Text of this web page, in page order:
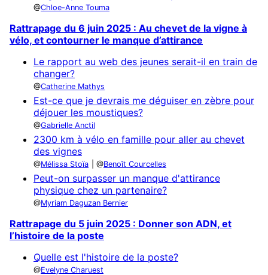
Chloe-Anne Touma
Rattrapage du 6 juin 2025 : Au chevet de la vigne à
vélo, et contourner le manque d’attirance
Le rapport au web des jeunes serait-il en train de
changer?
Catherine Mathys
Est-ce que je devrais me déguiser en zèbre pour
déjouer les moustiques?
Gabrielle Anctil
2300 km à vélo en famille pour aller au chevet
des vignes
Mélissa Stoïa Benoît Courcelles
Peut-on surpasser un manque d'attirance
physique chez un partenaire?
Myriam Daguzan Bernier
Rattrapage du 5 juin 2025 : Donner son ADN, et
l’histoire de la poste
Quelle est l'histoire de la poste?
Evelyne Charuest